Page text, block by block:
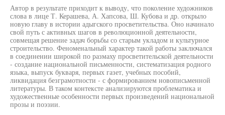
Автор в результате приходит к выводу, что поколение художников
слова в лице Т. Керашева, А. Хапсова, Ш. Кубова и др. открыло
новую главу в истории адыгского просветительства. Оно начинало
свой путь с активных шагов в революционной деятельности,
совмещая решение задач борьбы со старым укладом и культурное
строительство. Феноменальный характер такой работы заключался
в соединении широкой по размаху просветительской деятельности
- создание национальной письменности, систематизация родного
языка, выпуск букваря, первых газет, учебных пособий,
ликвидация безграмотности - с формированием новописьменной
литературы. В таком контексте анализируются проблематика и
художественные особенности первых произведений национальной
прозы и поэзии.